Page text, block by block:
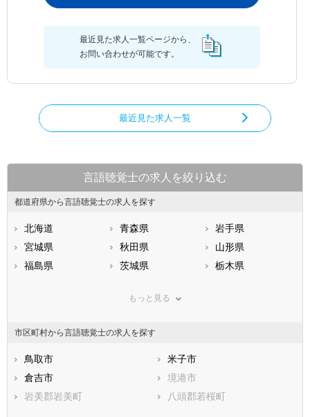
最近見た求人一覧ページから、
お問い合わせが可能です。
最近見た求人一覧
言語聴覚士の求人を絞り込む
都道府県から言語聴覚士の求人を探す
北海道 青森県
岩手県
宮城県
秋田県
山形県
福島県
茨城県
栃木県
神奈川県
石川県
福井県
静岡県
滋賀県
兵庫県
和歌山県
もっと見る
市区町村から言語聴覚士の求人を探す
鳥取市
米子市
倉吉市
境港市
岩美郡岩美町
八頭郡若桜町